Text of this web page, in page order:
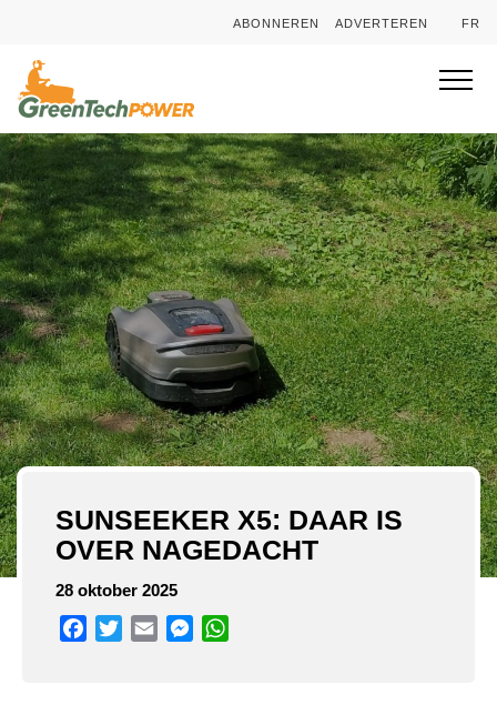
ABONNEREN ADVERTEREN FR
SUNSEEKER X5: DAAR IS
OVER NAGEDACHT
28 oktober 2025
Facebook
TwitterEmail Messenger